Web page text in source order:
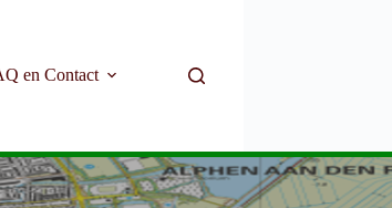
en Contact